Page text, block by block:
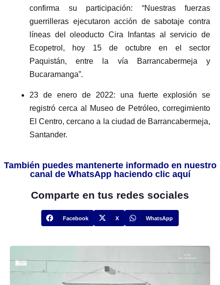
confirma su participación: “Nuestras fuerzas
guerrilleras ejecutaron acción de sabotaje contra
líneas del oleoducto Cira Infantas al servicio de
Ecopetrol, hoy 15 de octubre en el sector
Paquistán, entre la vía Barrancabermeja y
Bucaramanga”.
23 de enero de 2022: una fuerte explosión se
registró cerca al Museo de Petróleo, corregimiento
El Centro, cercano a la ciudad de Barrancabermeja,
Santander.
También puedes mantenerte informado en nuestro
canal de WhatsApp haciendo clic aquí
Comparte en tus redes sociales
Facebook X WhatsApp